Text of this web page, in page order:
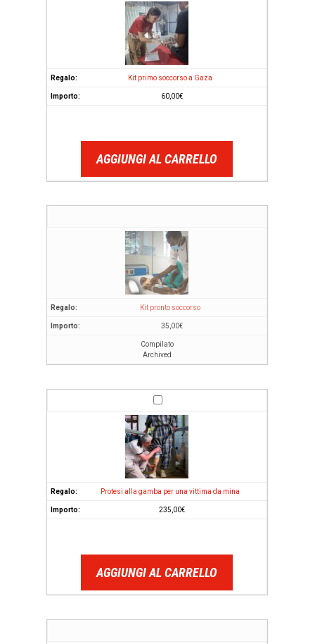
Kit primo soccorso a Gaza
60,00€
AGGIUNGI AL CARRELLO
Kit pronto soccorso
35,00€
Compilato
Archived
Protesi alla gamba per una vittima da mina
235,00€
AGGIUNGI AL CARRELLO